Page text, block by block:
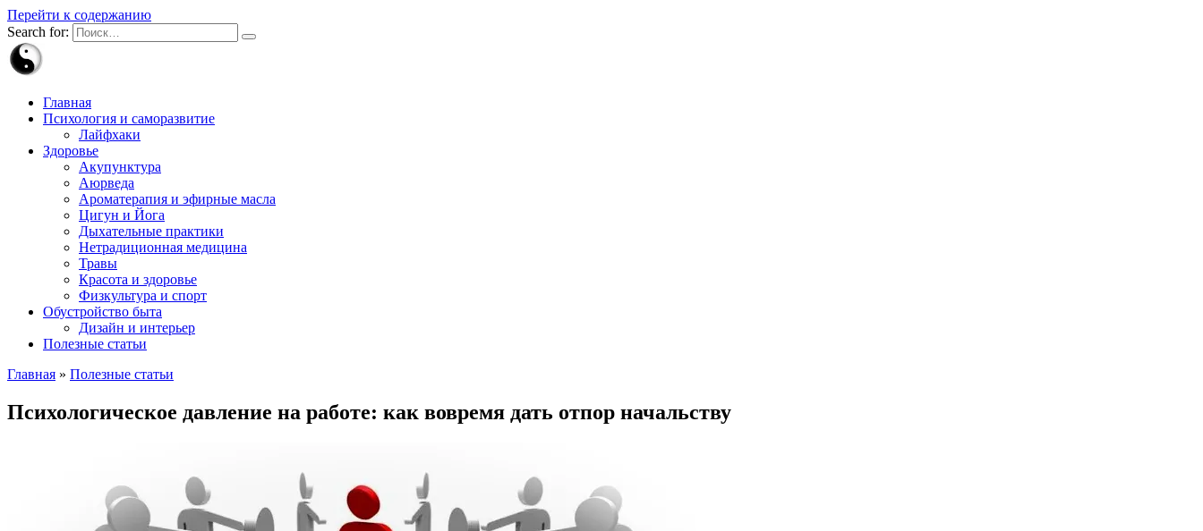
Перейти к содержанию
Search for:
Главная
Психология и саморазвитие
Лайфхаки
Здоровье
Акупунктура
Аюрведа
Ароматерапия и эфирные масла
Цигун и Йога
Дыхательные практики
Нетрадиционная медицина
Травы
Красота и здоровье
Физкультура и спорт
Обустройство быта
Дизайн и интерьер
Полезные статьи
Главная » Полезные статьи
Психологическое давление на работе: как вовремя дать отпор начальству